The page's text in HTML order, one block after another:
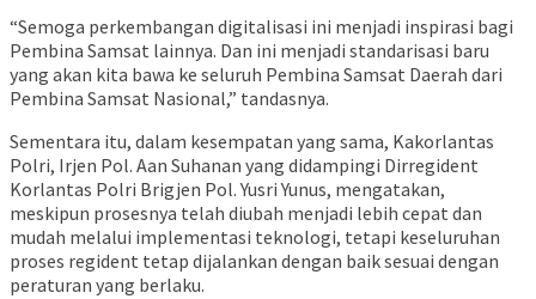
“Semoga perkembangan digitalisasi ini menjadi inspirasi bagi
Pembina Samsat lainnya. Dan ini menjadi standarisasi baru
yang akan kita bawa ke seluruh Pembina Samsat Daerah dari
Pembina Samsat Nasional,” tandasnya.
Sementara itu, dalam kesempatan yang sama, Kakorlantas
Polri, Irjen Pol. Aan Suhanan yang didampingi Dirregident
Korlantas Polri Brigjen Pol. Yusri Yunus, mengatakan,
meskipun prosesnya telah diubah menjadi lebih cepat dan
mudah melalui implementasi teknologi, tetapi keseluruhan
proses regident tetap dijalankan dengan baik sesuai dengan
peraturan yang berlaku.